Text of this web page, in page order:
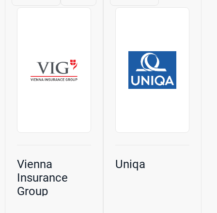
компаниям и
коммерческим...
спецподразделения
строительных
работах в
Германии,...
Vienna
Insurance
Group
Uniqa